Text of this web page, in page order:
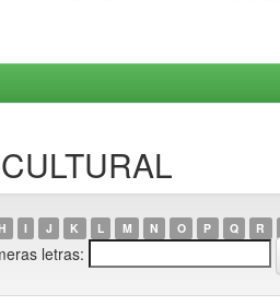
I J K L M N O P Q R
letras: